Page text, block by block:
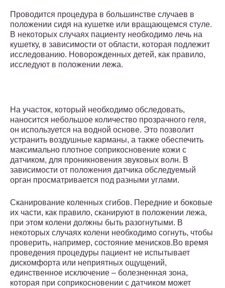
Проводится процедура в большинстве случаев в
положении сидя на кушетке или вращающемся стуле.
В некоторых случаях пациенту необходимо лечь на
кушетку, в зависимости от области, которая подлежит
исследованию. Новорожденных детей, как правило,
исследуют в положении лежа.
На участок, который необходимо обследовать,
наносится небольшое количество прозрачного геля,
он используется на водной основе. Это позволит
устранить воздушные карманы, а также обеспечить
максимально плотное соприкосновение кожи с
датчиком, для проникновения звуковых волн. В
зависимости от положения датчика обследуемый
орган просматривается под разными углами.
Сканирование коленных сгибов. Передние и боковые
их части, как правило, сканируют в положении лежа,
при этом колени должны быть разогнутыми. В
некоторых случаях колени необходимо согнуть, чтобы
проверить, например, состояние менисков.Во время
проведения процедуры пациент не испытывает
дискомфорта или неприятных ощущений,
единственное исключение – болезненная зона,
которая при соприкосновении с датчиком может